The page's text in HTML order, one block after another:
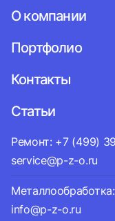
О компании
Портфолио
Контакты
Статьи
Ремонт: +7 (499)
service@p-z-o.ru
info@p-z-o.ru